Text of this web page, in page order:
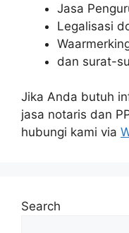
Jasa
Legalisasi
dan surat-
Jika Anda butuh
jasa notaris dan
hubungi kami via
Search